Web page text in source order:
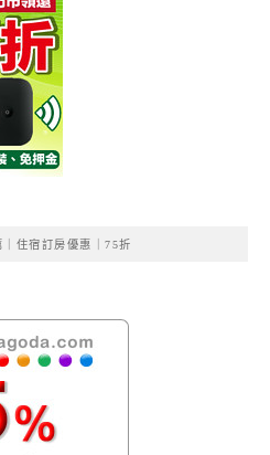
住宿訂房優惠｜75折